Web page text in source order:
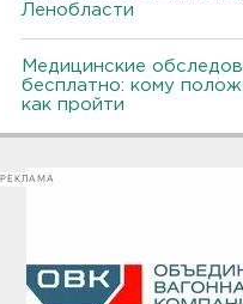
Ленобласти
Медицинские
бесплатно: кому
как пройти
РЕКЛАМА